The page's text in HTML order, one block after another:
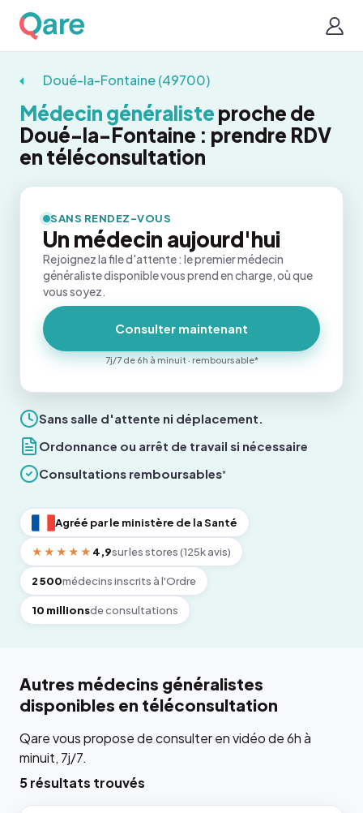
Doué-la-Fontaine (49700)
Médecin généraliste proche de
Doué-la-Fontaine : prendre RDV
en téléconsultation
Sans salle d'attente ni déplacement.
Ordonnance ou arrêt de travail si nécessaire
Consultations remboursables*
Agréé par le ministère de la Santé
★★★★★ 4,9sur les stores (125k avis)
2 500médecins inscrits à l'Ordre
10 millionsde consultations
SANS RENDEZ-VOUS
Un médecin aujourd'hui
Rejoignez la file d'attente : le premier médecin
généraliste disponible vous prend en charge, où que
vous soyez.
Consulter maintenant
7j/7 de 6h à minuit · remboursable*
Autres médecins généralistes
disponibles en téléconsultation
Qare vous propose de consulter en vidéo de 6h à
minuit, 7j/7.
5 résultats trouvés